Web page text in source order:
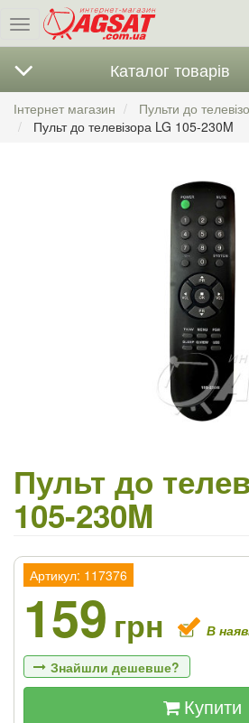
Меню
Каталог товарів
Інтернет магазин
Пульти до
Пульт до телевізора LG 105-230M
Пульт до
105-230M
Артикул: 117376
159 грн В
Знайшли дешевше?
Купити